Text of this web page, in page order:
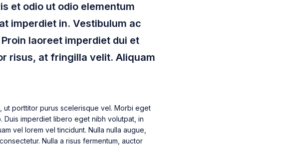
et odio ut odio elementum
imperdiet in. Vestibulum ac
laoreet imperdiet dui et
risus, at fringilla velit. Aliquam
ut porttitor purus scelerisque vel. Morbi eget
Duis imperdiet libero eget nibh volutpat, in
vel lorem vel tincidunt. Nulla nulla augue,
Nulla a risus fermentum, auctor